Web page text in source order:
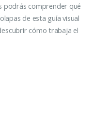
podrás comprender qué
de esta guía visual
cómo trabaja el